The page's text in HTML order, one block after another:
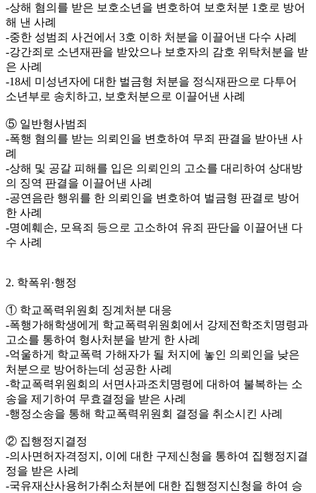
-상해 혐의를 받은 보호소년을 변호하여 보호처분 1호로 방어
해 낸 사례
-중한 성범죄 사건에서 3호 이하 처분을 이끌어낸 다수 사례
-강간죄로 소년재판을 받았으나 보호자의 감호 위탁처분을 받
은 사례
-18세 미성년자에 대한 벌금형 처분을 정식재판으로 다투어
소년부로 송치하고, 보호처분으로 이끌어낸 사례
⑤ 일반형사범죄
-폭행 혐의를 받는 의뢰인을 변호하여 무죄 판결을 받아낸 사
례
-상해 및 공갈 피해를 입은 의뢰인의 고소를 대리하여 상대방
의 징역 판결을 이끌어낸 사례
-공연음란 행위를 한 의뢰인을 변호하여 벌금형 판결로 방어
한 사례
-명예훼손, 모욕죄 등으로 고소하여 유죄 판단을 이끌어낸 다
수 사례
2. 학폭위·행정
① 학교폭력위원회 징계처분 대응
-폭행가해학생에게 학교폭력위원회에서 강제전학조치명령과
고소를 통하여 형사처분을 받게 한 사례
-억울하게 학교폭력 가해자가 될 처지에 놓인 의뢰인을 낮은
처분으로 방어하는데 성공한 사례
-학교폭력위원회의 서면사과조치명령에 대하여 불복하는 소
송을 제기하여 무효결정을 받은 사례
-행정소송을 통해 학교폭력위원회 결정을 취소시킨 사례
② 집행정지결정
-의사면허자격정지, 이에 대한 구제신청을 통하여 집행정지결
정을 받은 사례
-국유재산사용허가취소처분에 대한 집행정지신청을 하여 승